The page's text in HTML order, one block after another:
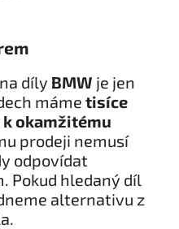
díly BMW je jen
máme tisíce
okamžitému
prodeji nemusí
odpovídat
Pokud hledaný díl
alternativu z